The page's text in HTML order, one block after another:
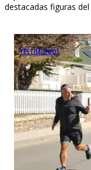
destacadas figuras
TESTIMONIOS